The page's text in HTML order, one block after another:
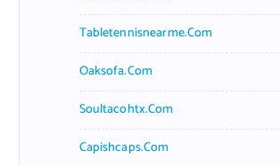
Tabletennisnearme.com
Oaksofa.com
Soultacohtx.com
Capishcaps.com